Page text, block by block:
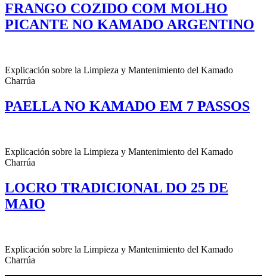
FRANGO COZIDO COM MOLHO
PICANTE NO KAMADO ARGENTINO
Explicación sobre la Limpieza y Mantenimiento del Kamado
Charrúa
PAELLA NO KAMADO EM 7 PASSOS
Explicación sobre la Limpieza y Mantenimiento del Kamado
Charrúa
LOCRO TRADICIONAL DO 25 DE
MAIO
Explicación sobre la Limpieza y Mantenimiento del Kamado
Charrúa